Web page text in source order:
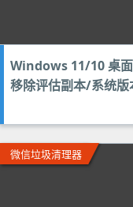
Windows 11/10 桌
移除评估副本/系统版
微信垃圾清理器